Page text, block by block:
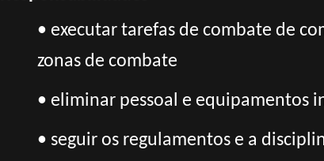
• executar tarefas de combate de
zonas de combate
• eliminar pessoal e equipamentos
• seguir os regulamentos e a